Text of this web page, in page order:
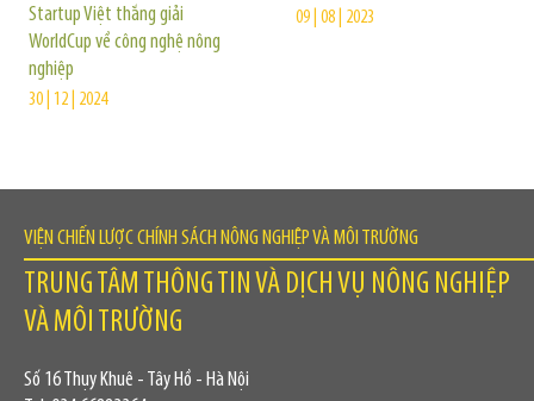
Startup Việt thắng giải
WorldCup về công nghệ nông
nghiệp
30 | 12 | 2024
09 | 08 | 2023
VIỆN CHIẾN LƯỢC CHÍNH SÁCH NÔNG NGHIỆP VÀ MÔI TRƯỜNG
TRUNG TÂM THÔNG TIN VÀ DỊCH VỤ NÔNG NGHIỆP
VÀ MÔI TRƯỜNG
Số 16 Thụy Khuê - Tây Hồ - Hà Nội